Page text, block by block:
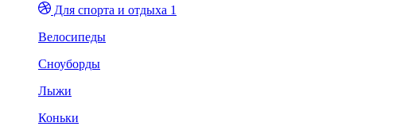
Для спорта и отдыха 1
Велосипеды
Сноуборды
Лыжи
Коньки